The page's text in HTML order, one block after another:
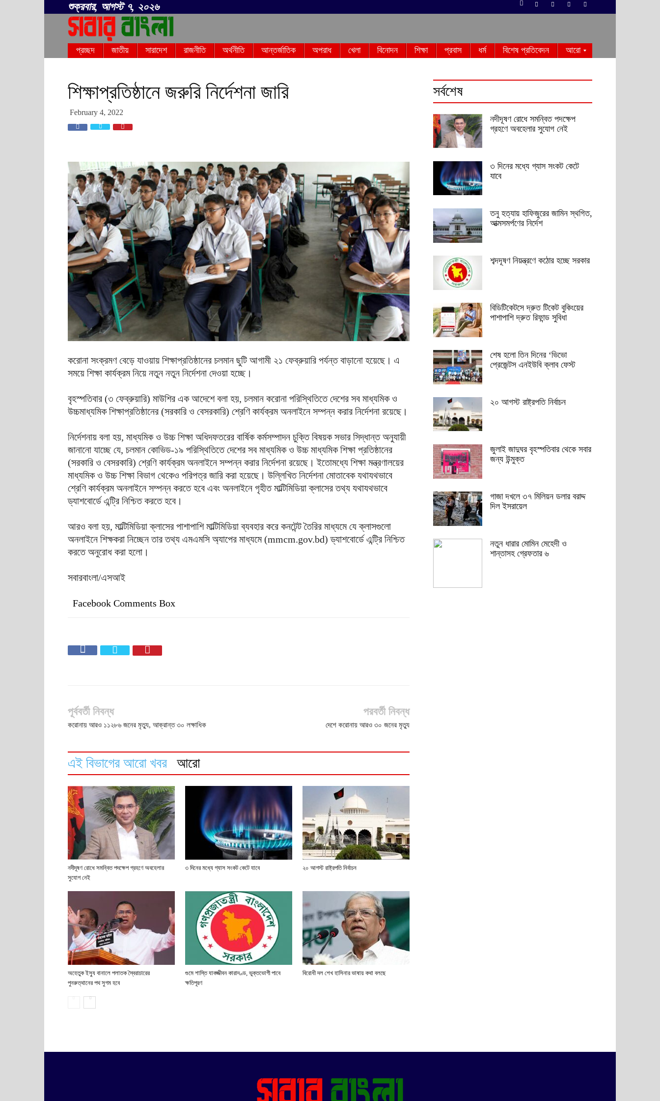
শুক্রবার, আগস্ট ৭, ২০২৬
বাংলা
প্রচ্ছদ জাতীয় সারাদেশ রাজনীতি অর্থনীতি আন্তর্জাতিক অপরাধ খেলা বিনোদন শিক্ষা প্রবাস ধর্ম বিশেষ প্রতিবেদন আরো
শিক্ষাপ্রতিষ্ঠানে জরুরি নির্দেশনা জারি
February 4, 2022
করোনা সংক্রমণ বেড়ে যাওয়ায় শিক্ষাপ্রতিষ্ঠানের চলমান ছুটি আগামী ২১ ফেব্রুয়ারি পর্যন্ত বাড়ানো হয়েছে। এ
সময়ে শিক্ষা কার্যক্রম নিয়ে নতুন নতুন নির্দেশনা দেওয়া হচ্ছে।
বৃহস্পতিবার (৩ ফেব্রুয়ারি) মাউশির এক আদেশে বলা হয়, চলমান করোনা পরিস্থিতিতে দেশের সব মাধ্যমিক ও
উচ্চমাধ্যমিক শিক্ষাপ্রতিষ্ঠানের (সরকারি ও বেসরকারি) শ্রেণি কার্যক্রম অনলাইনে সম্পন্ন করার নির্দেশনা রয়েছে।
নির্দেশনায় বলা হয়, মাধ্যমিক ও উচ্চ শিক্ষা অধিদফতরের বার্ষিক কর্মসম্পাদন চুক্তি বিষয়ক সভার সিদ্ধান্ত অনুযায়ী
জানানো যাচ্ছে যে, চলমান কোভিড-১৯ পরিস্থিতিতে দেশের সব মাধ্যমিক ও উচ্চ মাধ্যমিক শিক্ষা প্রতিষ্ঠানের
(সরকারি ও বেসরকারি) শ্রেণি কার্যক্রম অনলাইনে সম্পন্ন করার নির্দেশনা রয়েছে। ইতোমধ্যে শিক্ষা মন্ত্রণালয়ের
মাধ্যমিক ও উচ্চ শিক্ষা বিভাগ থেকেও পরিপত্র জারি করা হয়েছে। উল্লিখিত নির্দেশনা মোতাবেক যথাযথভাবে
শ্রেণি কার্যক্রম অনলাইনে সম্পন্ন করতে হবে এবং অনলাইনে গৃহীত মাল্টিমিডিয়া ক্লাসের তথ্য যথাযথভাবে
ড্যাশবোর্ডে এন্ট্রি নিশ্চিত করতে হবে।
আরও বলা হয়, মাল্টিমিডিয়া ক্লাসের পাশাপাশি মাল্টিমিডিয়া ব্যবহার করে কনটেন্ট তৈরির মাধ্যমে যে ক্লাসগুলো
অনলাইনে শিক্ষকরা নিচ্ছেন তার তথ্য এমএমসি অ্যাপের মাধ্যমে (mmcm.gov.bd) ড্যাশবোর্ডে এন্ট্রি নিশ্চিত
করতে অনুরোধ করা হলো।
সবারবাংলা/এসআই
Facebook Comments Box
পূর্ববর্তী নিবন্ধ
করোনায় আরও ১১২৮৬ জনের মৃত্যু, আক্রান্ত ৩০ লক্ষাধিক
পরবর্তী নিবন্ধ
দেশে করোনায় আরও ৩০ জনের মৃত্যু
এই বিভাগের আরো খবর আরো
নদীদূষণ রোধে সমন্বিত পদক্ষেপ গ্রহণে অবহেলার
সুযোগ নেই
৩ দিনের মধ্যে গ্যাস সংকট কেটে যাবে ২০ আগস্ট রাষ্ট্রপতি নির্বাচন
অহেতুক ইস্যু বানালে পলাতক স্বৈরাচারের
পুনরুত্থানের পথ সুগম হবে
গুমে শাস্তি যাবজ্জীবন কারাদণ্ড, ভুক্তভোগী পাবে
ক্ষতিপূরণ
বিরোধী দল শেখ হাসিনার ভাষায় কথা বলছে
সর্বশেষ
নদীদূষণ রোধে সমন্বিত পদক্ষেপ
গ্রহণে অবহেলার সুযোগ নেই
৩ দিনের মধ্যে গ্যাস সংকট কেটে
যাবে
তনু হত্যায় হাফিজুরের জামিন স্থগিত,
আত্মসমর্পণের নির্দেশ
শব্দদূষণ নিয়ন্ত্রণে কঠোর হচ্ছে সরকার
বিডিটিকেটসে দ্রুত টিকেট বুকিংয়ের
পাশাপাশি দ্রুত রিফান্ড সুবিধা
শেষ হলো তিন দিনের ‘ভিভো
প্রেজেন্টস এনইউবি ক্লাব ফেস্ট
২০ আগস্ট রাষ্ট্রপতি নির্বাচন
জুলাই জাদুঘর বৃহস্পতিবার থেকে সবার
জন্য উন্মুক্ত
গাজা দখলে ৩৭ মিলিয়ন ডলার বরাদ্দ
দিল ইসরায়েল
নতুন ধারার মোমিন মেহেদী ও
শান্তাসহ গ্রেফতার ৬